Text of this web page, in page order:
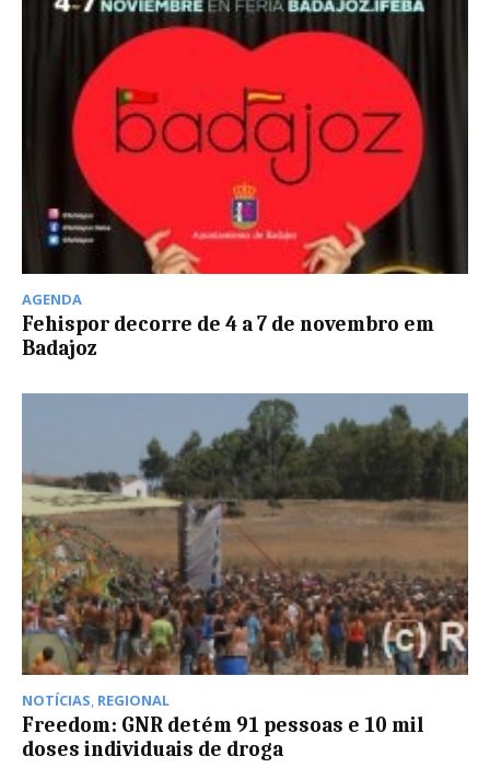
AGENDA
Fehispor decorre de 4 a 7 de novembro em
Badajoz
NOTÍCIAS, REGIONAL
Freedom: GNR detém 91 pessoas e 10 mil
doses individuais de droga